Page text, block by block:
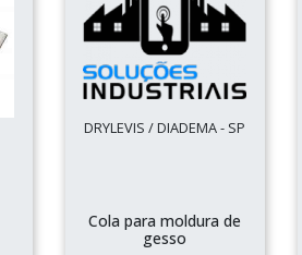
DRYLEVIS / DIADEMA - SP
Cola para moldura de
gesso